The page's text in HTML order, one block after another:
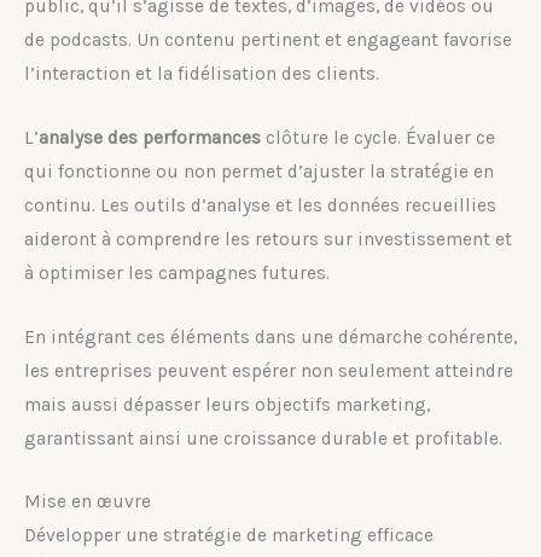
public, qu’il s’agisse de textes, d’images, de vidéos ou
de podcasts. Un contenu pertinent et engageant favorise
l’interaction et la fidélisation des clients.
L’analyse des performances clôture le cycle. Évaluer ce
qui fonctionne ou non permet d’ajuster la stratégie en
continu. Les outils d’analyse et les données recueillies
aideront à comprendre les retours sur investissement et
à optimiser les campagnes futures.
En intégrant ces éléments dans une démarche cohérente,
les entreprises peuvent espérer non seulement atteindre
mais aussi dépasser leurs objectifs marketing,
garantissant ainsi une croissance durable et profitable.
Mise en œuvre
Développer une stratégie de marketing efficace